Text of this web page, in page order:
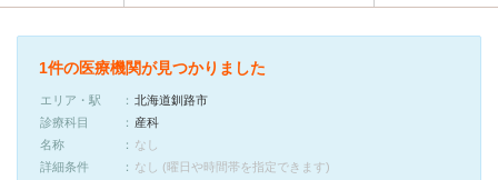
1件の医療機関が見つかりました
エリア・駅
北海道釧路市
診療科目
産科
名称
なし
詳細条件
なし (曜日や時間帯を指定できます)